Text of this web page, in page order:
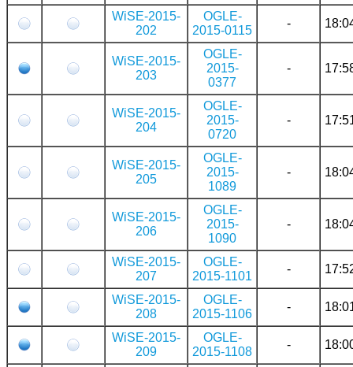
WiSE-2015-
202
OGLE-
2015-0115
-
WiSE-2015-
203
OGLE-
2015-
0377
-
WiSE-2015-
204
OGLE-
2015-
0720
-
WiSE-2015-
205
OGLE-
2015-
1089
-
WiSE-2015-
206
OGLE-
2015-
1090
-
WiSE-2015-
207
OGLE-
2015-1101
-
WiSE-2015-
208
OGLE-
2015-1106
-
WiSE-2015-
209
OGLE-
2015-1108
-